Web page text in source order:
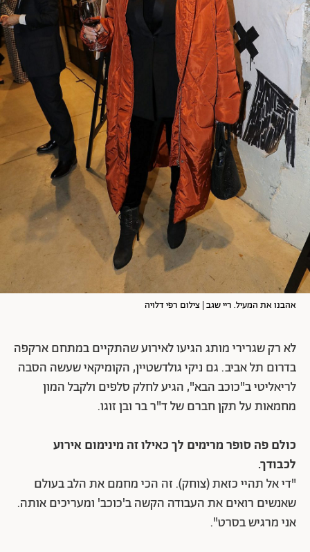
אהבנו את המעיל. ריי שגב | צילום רפי דלויה
לא רק שגרירי מותג הגיעו לאירוע שהתקיים במתחם ארקפה
בדרום תל אביב. גם ניקי גולדשטיין, הקומיקאי שעשה הסבה
לריאליטי ב"כוכב הבא", הגיע לחלק סלפים ולקבל המון
מחמאות על תקן חברם של ד"ר בר ובן זוגו.
כולם פה סופר מרימים לך כאילו זה מינימום אירוע
לכבודך.
"די אל תהיי כזאת (צוחק). זה הכי מחמם את הלב בעולם
שאנשים רואים את העבודה הקשה ב'כוכב' ומעריכים אותה.
אני מרגיש בסרט".